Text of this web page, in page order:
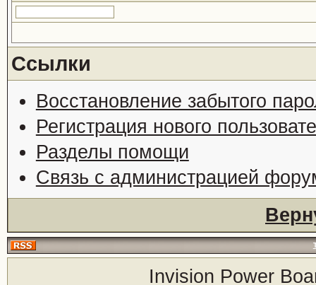
Ссылки
Восстановление забытого
Регистрация нового
Разделы помощи
Связь с администрацией
Invision Power